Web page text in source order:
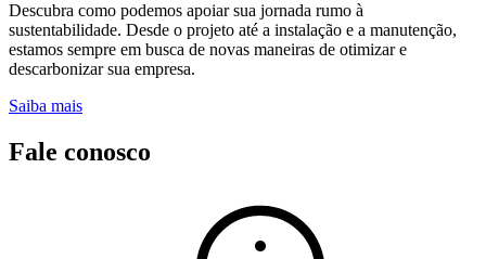
Descubra como podemos apoiar sua jornada rumo à
sustentabilidade. Desde o projeto até a instalação e a manutenção,
estamos sempre em busca de novas maneiras de otimizar e
descarbonizar sua empresa.
Saiba mais
Fale conosco